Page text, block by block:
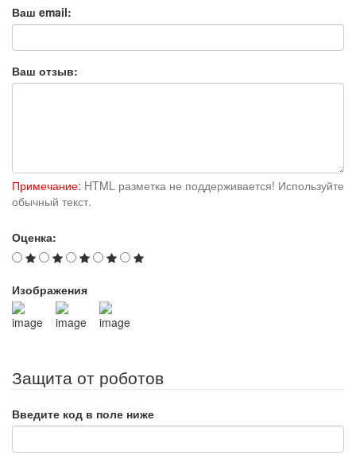
Ваш email:
Ваш отзыв:
Примечание: HTML разметка не поддерживается! Используйте
обычный текст.
Оценка:
Изображения
Защита от роботов
Введите код в поле ниже